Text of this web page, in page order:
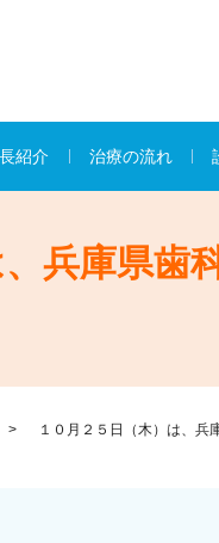
紹介 治療の流れ
兵庫県
１０月２５日（木）は、兵